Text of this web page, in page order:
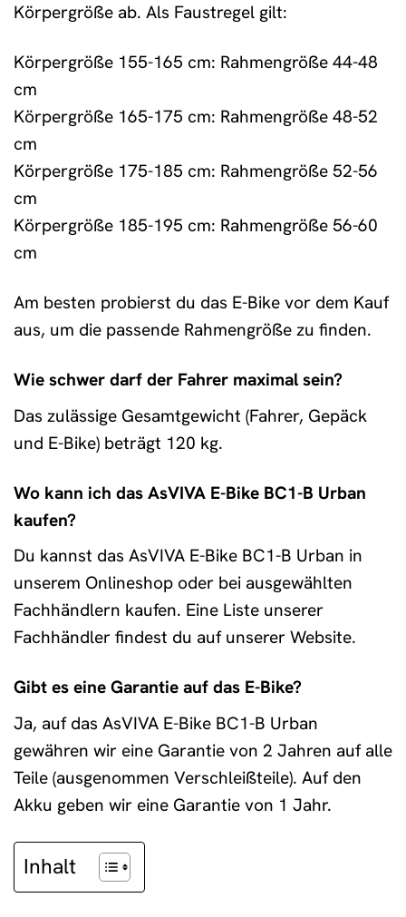
Körpergröße ab. Als Faustregel gilt:
Körpergröße 155-165 cm: Rahmengröße 44-48
cm
Körpergröße 165-175 cm: Rahmengröße 48-52
cm
Körpergröße 175-185 cm: Rahmengröße 52-56
cm
Körpergröße 185-195 cm: Rahmengröße 56-60
cm
Am besten probierst du das E-Bike vor dem Kauf
aus, um die passende Rahmengröße zu finden.
Wie schwer darf der Fahrer maximal sein?
Das zulässige Gesamtgewicht (Fahrer, Gepäck
und E-Bike) beträgt 120 kg.
Wo kann ich das AsVIVA E-Bike BC1-B Urban
kaufen?
Du kannst das AsVIVA E-Bike BC1-B Urban in
unserem Onlineshop oder bei ausgewählten
Fachhändlern kaufen. Eine Liste unserer
Fachhändler findest du auf unserer Website.
Gibt es eine Garantie auf das E-Bike?
Ja, auf das AsVIVA E-Bike BC1-B Urban
gewähren wir eine Garantie von 2 Jahren auf alle
Teile (ausgenommen Verschleißteile). Auf den
Akku geben wir eine Garantie von 1 Jahr.
Inhalt